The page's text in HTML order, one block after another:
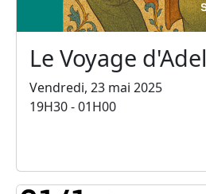
Le Voyage d'Adel
Vendredi, 23 mai 2025
19H30 - 01H00